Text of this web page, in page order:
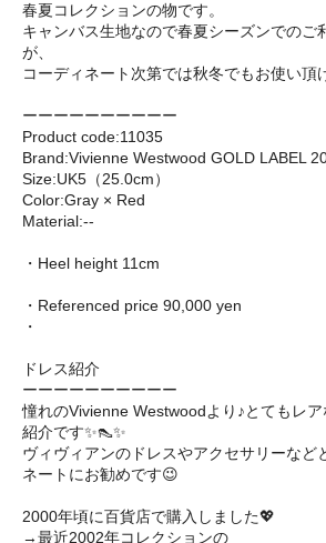
春夏コレクションの物です。
キャンバス生地なので春夏シーズンでのご
が、
コーディネート次第では秋冬でもお使い頂
ーーーーーーーーーー
Product code:11035
Brand:Vivienne Westwood GOLD LABEL
Size:UK5（25.0cm）
Color:Gray × Red
Material:--
・Heel height 11cm
・Referenced price 90,000 yen
・
ドレス紹介
ーーーーーーーーーー
憧れのVivienne Westwoodより♪とてもレ
紹介です✨👠✨
ヴィヴィアンのドレスやアクセサリーなど
ネートにお勧めです😉
2000年頃に百貨店で購入しました💖
→最近2002年コレクションの